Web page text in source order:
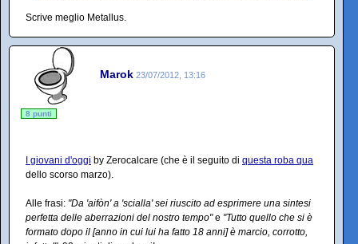
Scrive meglio Metallus.
Marok 23/07/2012, 13:16
8 punti
I giovani d'oggi by Zerocalcare (che è il seguito di questa roba qua
dello scorso marzo).
Alle frasi: "Da 'aifòn' a 'scialla' sei riuscito ad esprimere una sintesi
perfetta delle aberrazioni del nostro tempo"e "Tutto quello che si è
formato dopo il [anno in cui lui ha fatto 18 anni] è marcio, corrotto,